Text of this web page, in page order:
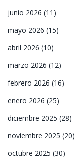
junio 2026 (11)
mayo 2026 (15)
abril 2026 (10)
marzo 2026 (12)
febrero 2026 (16)
enero 2026 (25)
diciembre 2025 (28)
noviembre 2025 (20)
octubre 2025 (30)